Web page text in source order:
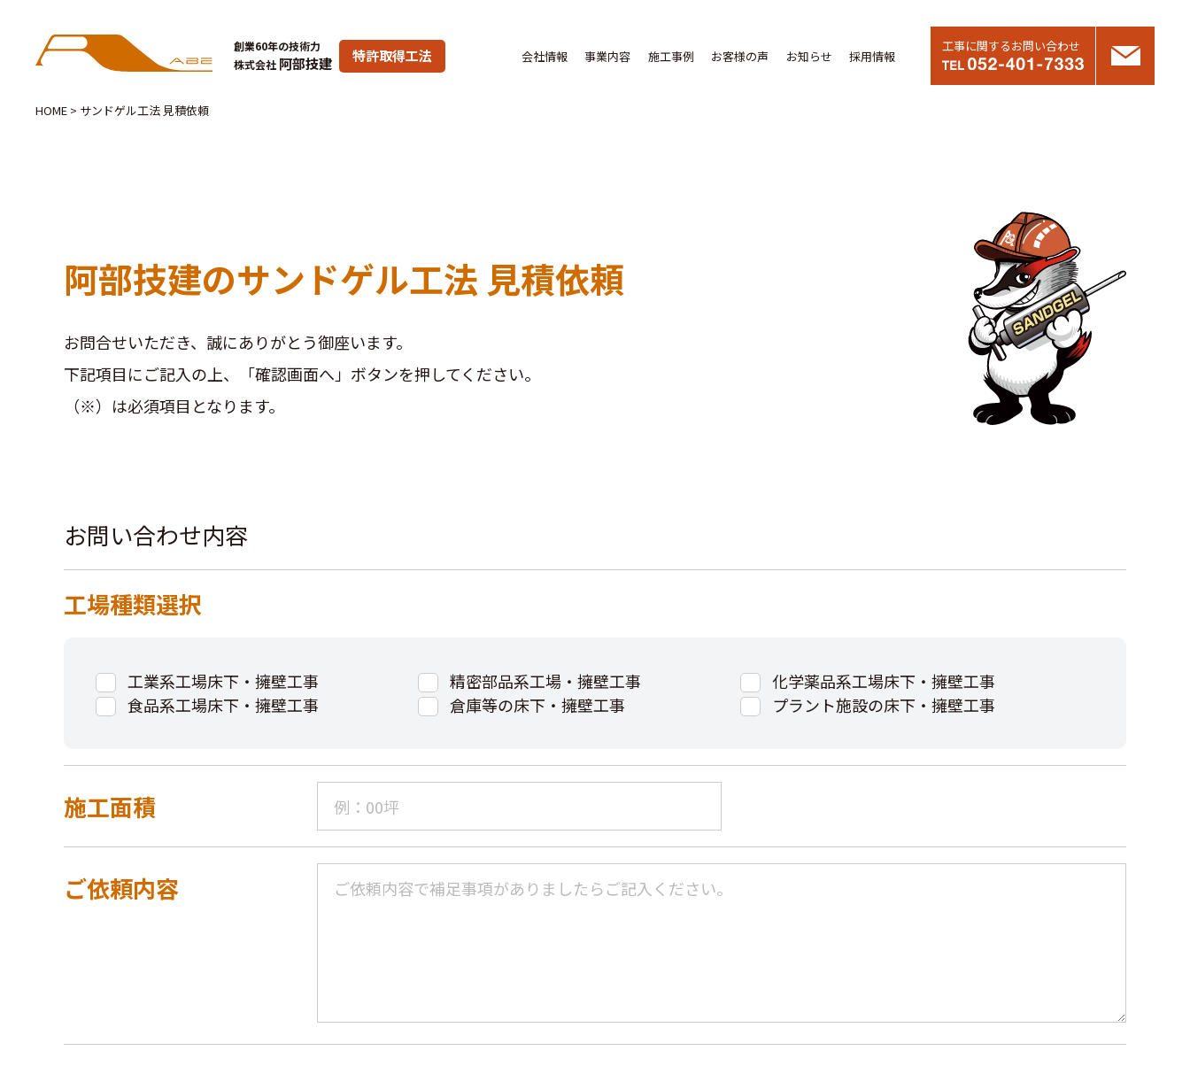
創業60年の技術力
株式会社 阿部技建 特許取得工法 会社情報 事業内容 施工事例 お客様の声 お知らせ 採用情報
工事に関するお問い合わせ
HOME > サンドゲル工法 見積依頼
阿部技建のサンドゲル工法 見積依頼
お問合せいただき、誠にありがとう御座います。
下記項目にご記入の上、「確認画面へ」ボタンを押してください。
（※）は必須項目となります。
お問い合わせ内容
工場種類選択
工業系工場床下・擁壁工事 精密部品系工場・擁壁工事
化学薬品系工場床下・擁壁工事
食品系工場床下・擁壁工事
倉庫等の床下・擁壁工事 プラント施設の床下・擁壁工事
施工面積
ご依頼内容